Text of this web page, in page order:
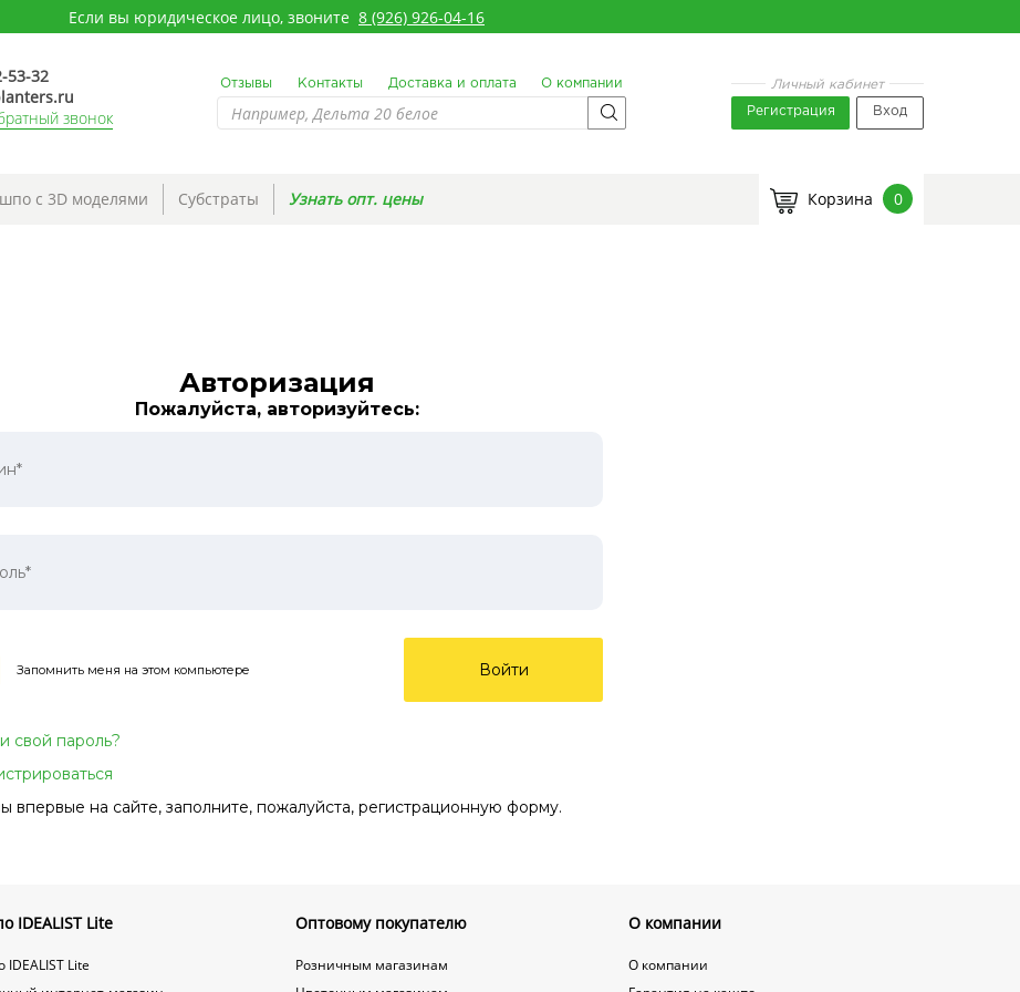
Если вы юридическое лицо, звоните 8 (926) 926-04-16
53-32
звонок
Отзывы Контакты Доставка и оплата О компании Личный кабинет
Регистрация Вход
с 3D моделями Субстраты Узнать опт. цены Корзина 0
Авторизация
Пожалуйста, авторизуйтесь:
Запомнить меня на этом компьютере Войти
свой пароль?
впервые на сайте, заполните, пожалуйста, регистрационную форму.
IDEALIST Lite
IDEALIST Lite
Оптовому покупателю
Розничным магазинам
О компании
О компании